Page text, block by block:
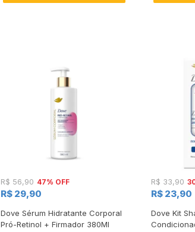
R$ 56,90 47% OFF
R$ 29,90
Dove Sérum Hidratante Corporal
Pró-Retinol + Firmador 380Ml
R$ 33,90
R$ 23,90
Dove Kit